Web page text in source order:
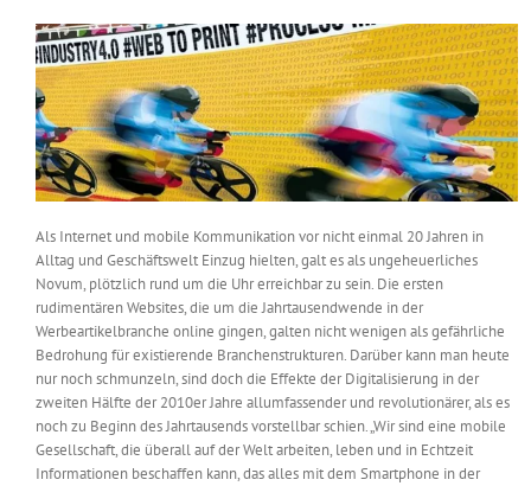
Interviews
Wissen
Jobshop
Suche
nach:
Als Internet und mobile Kommunikation vor nicht einmal 20 Jahren in
Alltag und Geschäftswelt Einzug hielten, galt es als ungeheuerliches
Novum, plötzlich rund um die Uhr erreichbar zu sein. Die ersten
rudimentären Websites, die um die Jahrtausendwende in der
Werbeartikelbranche online gingen, galten nicht wenigen als gefährliche
Bedrohung für existierende Branchenstrukturen. Darüber kann man heute
nur noch schmunzeln, sind doch die Effekte der Digitalisierung in der
zweiten Hälfte der 2010er Jahre allumfassender und revolutionärer, als es
noch zu Beginn des Jahrtausends vorstellbar schien. „Wir sind eine mobile
Gesellschaft, die überall auf der Welt arbeiten, leben und in Echtzeit
Informationen beschaffen kann, das alles mit dem Smartphone in der